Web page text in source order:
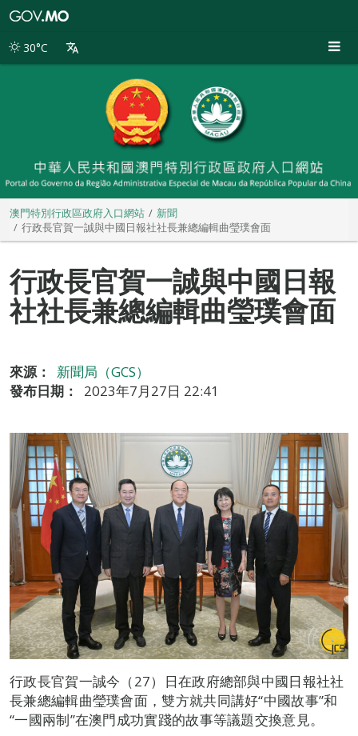
別
30°C
澳門特別行政區政府入口網站
新聞
行政長官賀一誠與中國日報社社長兼總編輯曲瑩璞會面
行政長官賀一誠與中國日報
社社長兼總編輯曲瑩璞會面
來源：
新聞局（GCS）
發布日期：
2023年7月27日 22:41
行政長官賀一誠今（27）日在政府總部與中國日報社社
長兼總編輯曲瑩璞會面，雙方就共同講好“中國故事”和
“一國兩制”在澳門成功實踐的故事等議題交換意見。